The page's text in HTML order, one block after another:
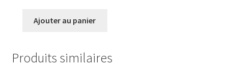
Ajouter au panier
Produits similaires